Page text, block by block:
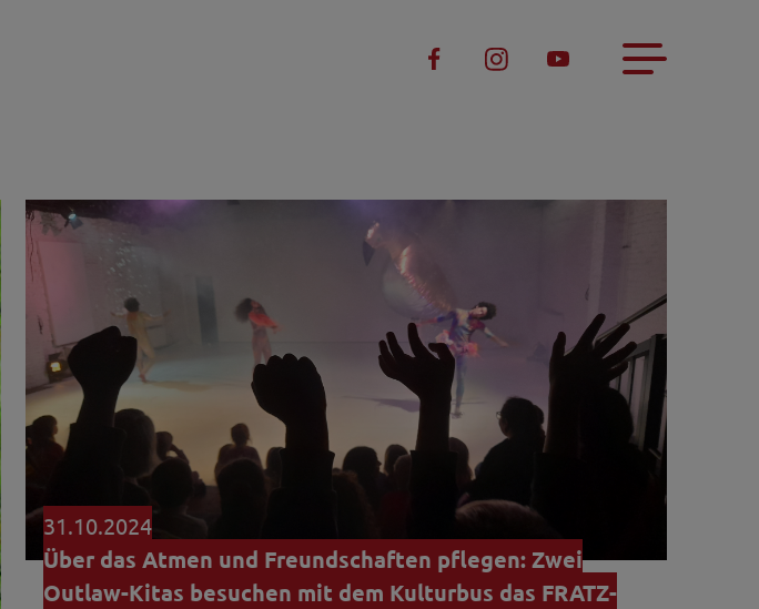
31.10.2024
Über das Atmen und Freundschaften pflegen: Zwei
Outlaw-Kitas besuchen mit dem Kulturbus das FRATZ-